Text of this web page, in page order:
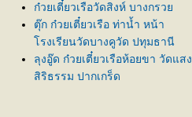
ก๋วยเตี๋ยวเรือวัดสิงห์ บางกรว
ตุ๊ก ก๋วยเตี๋ยวเรือ ท่าน้ำ หน้า
รงเรียนวัดบางคูวัด ปทุมธานี
ลุงอู๊ด ก๋วยเตี๋ยวเรือห้อยขา วัดแสง
สิริธรรม ปากเกร็ด